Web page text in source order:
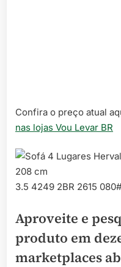
Confira o preço atual
nas lojas Vou Levar BR
3.5 4249 2BR 2615
Aproveite e
produto em
marketplaces